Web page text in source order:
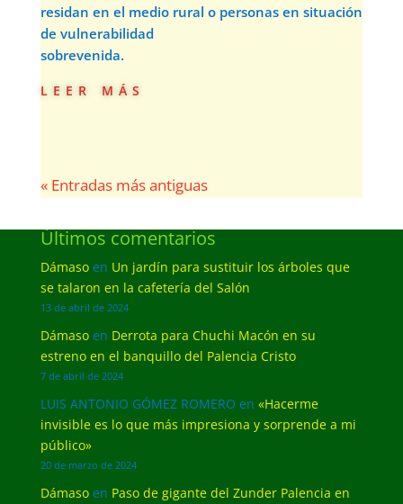
residan en el medio rural o personas en situación
de vulnerabilidad
sobrevenida.
leer más
« Entradas más antiguas
Últimos comentarios
Dámasoen Un jardín para sustituir los árboles que
se talaron en la cafetería del Salón
13 de abril de 2024
Dámasoen Derrota para Chuchi Macón en su
estreno en el banquillo del Palencia Cristo
7 de abril de 2024
LUIS ANTONIO GÓMEZ ROMERO en «Hacerme
invisible es lo que más impresiona y sorprende a mi
público»
20 de marzo de 2024
Dámasoen Paso de gigante del Zunder Palencia en